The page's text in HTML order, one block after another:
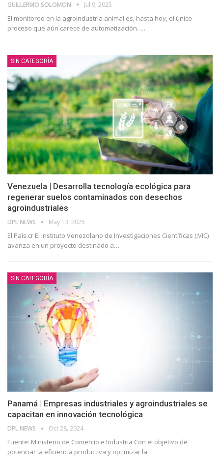
GUILLERMO SOLOMON Jul 9, 2025
El monitoreo en la agroindustria animal es, hasta hoy, el único
proceso que aún carece de automatización. …
SIN CATEGORÍA
Venezuela | Desarrolla tecnología ecológica para
regenerar suelos contaminados con desechos
agroindustriales
DPL NEWS May 13, 2025
El País.cr El Instituto Venezolano de Investigaciones Científicas (IVIC)
avanza en un proyecto destinado a…
SIN CATEGORÍA
Panamá | Empresas industriales y agroindustriales se
capacitan en innovación tecnológica
DPL NEWS Oct 28, 2024
Fuente: Ministerio de Comercio e Industria Con el objetivo de
potenciar la eficiencia productiva y optimizar la…